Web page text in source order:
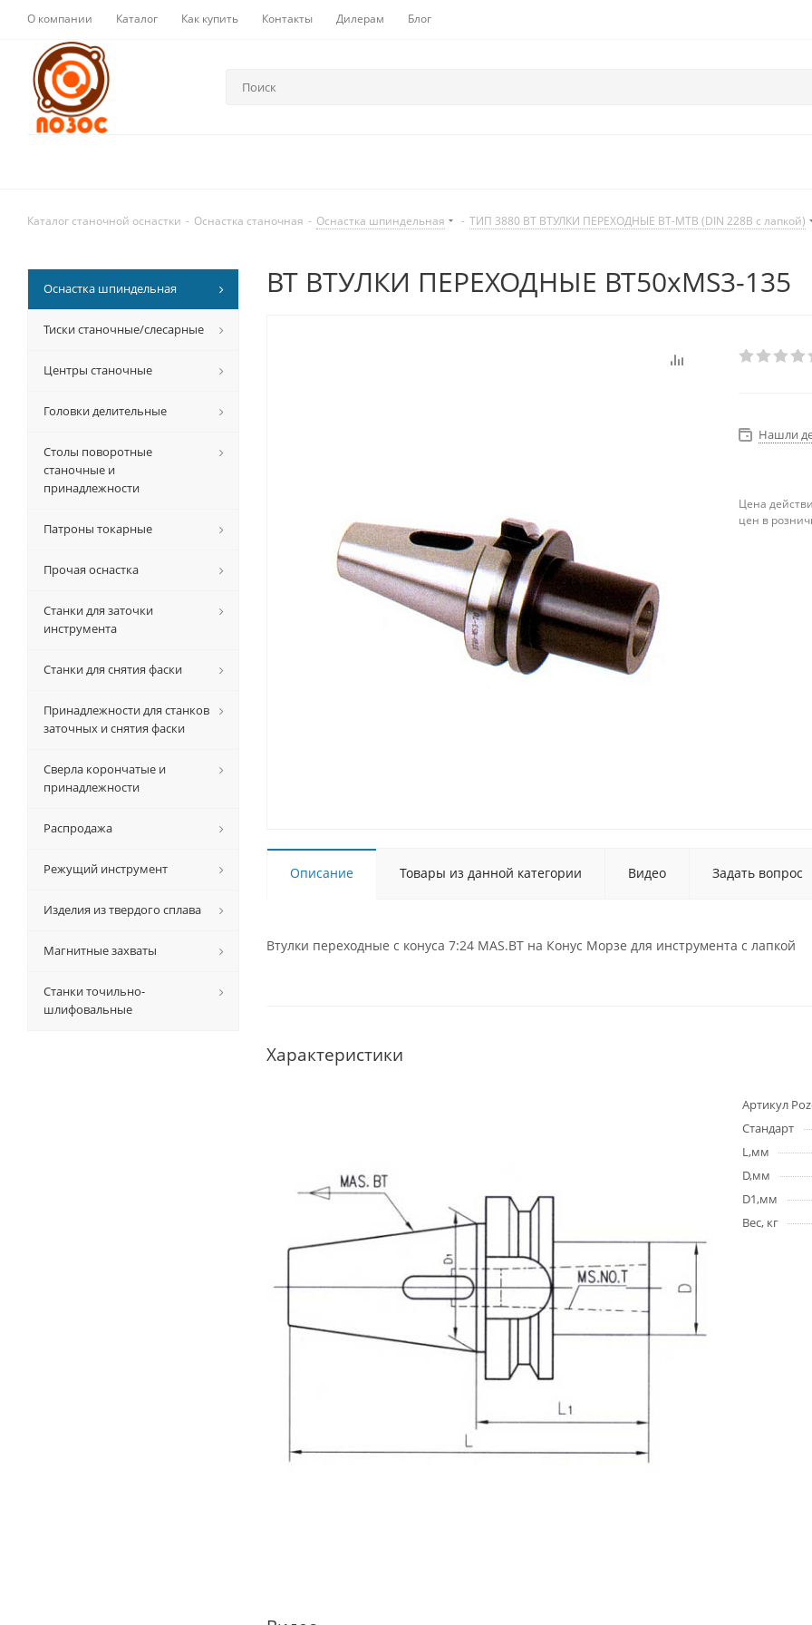
О компании Каталог Как купить Контакты Дилерам Блог
Каталог станочной оснастки - Оснастка станочная - Оснастка шпиндельная - ТИП 3880 BT ВТУЛКИ ПЕРЕХОДНЫЕ BT-MTB (DIN 228B с лапкой)
BT ВТУЛКИ ПЕРЕХОДНЫЕ BT50xMS3-135
Нашли
Цена
цен в
Описание Товары из данной категории Видео Задать вопрос
Втулки переходные с конуса 7:24 MAS.BT на Конус Морзе для инструмента с лапкой
Характеристики
Артикул
Стандарт
L,мм
D,мм
D1,мм
Вес, кг
Оснастка шпиндельная
Тиски станочные/слесарные
Центры станочные
Головки делительные
Столы поворотные
станочные и
принадлежности
Патроны токарные
Прочая оснастка
Станки для заточки
инструмента
Станки для снятия фаски
Принадлежности для станков
заточных и снятия фаски
Сверла корончатые и
принадлежности
Распродажа
Режущий инструмент
Изделия из твердого сплава
Магнитные захваты
Станки точильно-
шлифовальные